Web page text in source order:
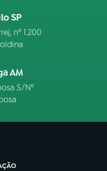
SP
nº 1.200
AM
S/Nº